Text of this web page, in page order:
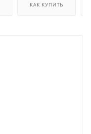
КАК КУПИТЬ